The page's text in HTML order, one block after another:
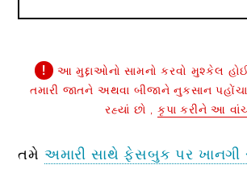
આ મુદ્દાઓનો સામનો કરવો મુશ્કેલ
તમારી જાતને અથવા બીજાને નુકસાન
રહ્યાં છો , કૃપા કરીને આ
તમે અમારી સાથે ફેસબુક પર ખાનગી